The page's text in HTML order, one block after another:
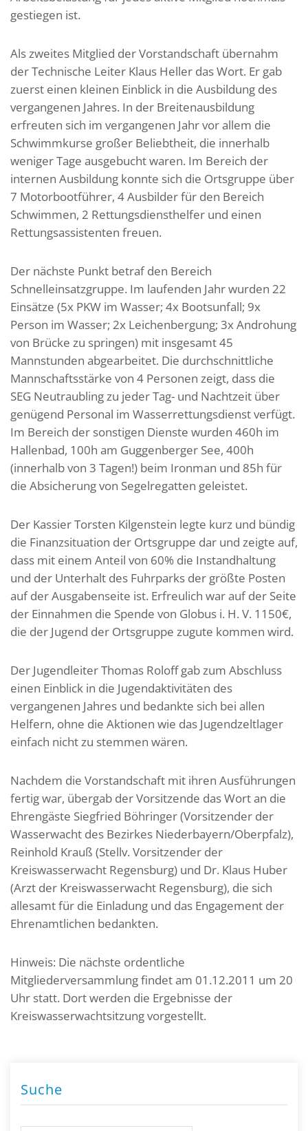
gestiegen ist.
Als zweites Mitglied der Vorstandschaft übernahm
der Technische Leiter Klaus Heller das Wort. Er gab
zuerst einen kleinen Einblick in die Ausbildung des
vergangenen Jahres. In der Breitenausbildung
erfreuten sich im vergangenen Jahr vor allem die
Schwimmkurse großer Beliebtheit, die innerhalb
weniger Tage ausgebucht waren. Im Bereich der
internen Ausbildung konnte sich die Ortsgruppe über
7 Motorbootführer, 4 Ausbilder für den Bereich
Schwimmen, 2 Rettungsdiensthelfer und einen
Rettungsassistenten freuen.
Der nächste Punkt betraf den Bereich
Schnelleinsatzgruppe. Im laufenden Jahr wurden 22
Einsätze (5x PKW im Wasser; 4x Bootsunfall; 9x
Person im Wasser; 2x Leichenbergung; 3x Androhung
von Brücke zu springen) mit insgesamt 45
Mannstunden abgearbeitet. Die durchschnittliche
Mannschaftsstärke von 4 Personen zeigt, dass die
SEG Neutraubling zu jeder Tag- und Nachtzeit über
genügend Personal im Wasserrettungsdienst verfügt.
Im Bereich der sonstigen Dienste wurden 460h im
Hallenbad, 100h am Guggenberger See, 400h
(innerhalb von 3 Tagen!) beim Ironman und 85h für
die Absicherung von Segelregatten geleistet.
Der Kassier Torsten Kilgenstein legte kurz und bündig
die Finanzsituation der Ortsgruppe dar und zeigte auf,
dass mit einem Anteil von 60% die Instandhaltung
und der Unterhalt des Fuhrparks der größte Posten
auf der Ausgabenseite ist. Erfreulich war auf der Seite
der Einnahmen die Spende von Globus i. H. V. 1150€,
die der Jugend der Ortsgruppe zugute kommen wird.
Der Jugendleiter Thomas Roloff gab zum Abschluss
einen Einblick in die Jugendaktivitäten des
vergangenen Jahres und bedankte sich bei allen
Helfern, ohne die Aktionen wie das Jugendzeltlager
einfach nicht zu stemmen wären.
Nachdem die Vorstandschaft mit ihren Ausführungen
fertig war, übergab der Vorsitzende das Wort an die
Ehrengäste Siegfried Böhringer (Vorsitzender der
Wasserwacht des Bezirkes Niederbayern/Oberpfalz),
Reinhold Krauß (Stellv. Vorsitzender der
Kreiswasserwacht Regensburg) und Dr. Klaus Huber
(Arzt der Kreiswasserwacht Regensburg), die sich
allesamt für die Einladung und das Engagement der
Ehrenamtlichen bedankten.
Hinweis: Die nächste ordentliche
Mitgliederversammlung findet am 01.12.2011 um 20
Uhr statt. Dort werden die Ergebnisse der
Kreiswasserwachtsitzung vorgestellt.
Suche